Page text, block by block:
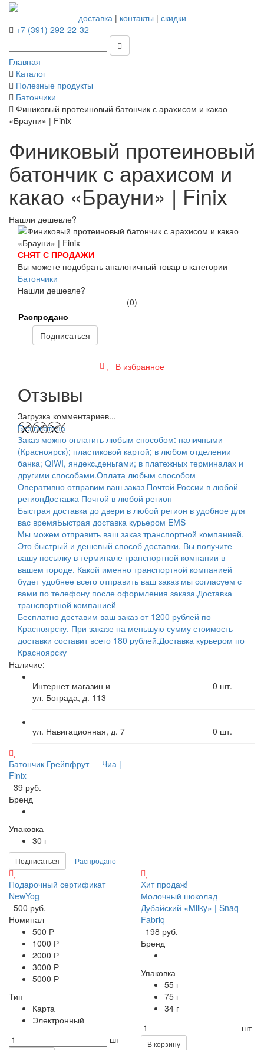
доставка| контакты | скидки
+7 (391) 292-22-32
Главная
Каталог
Полезные продукты
Батончики
Финиковый протеиновый батончик с арахисом и какао
«Брауни» | Finix
Финиковый протеиновый
батончик с арахисом и
какао «Брауни» | Finix
Нашли дешевле?
СНЯТ С ПРОДАЖИ
Вы можете подобрать аналогичный товар в категории
Батончики
Нашли дешевле?
(0)
Распродано
Подписаться
В избранное
Отзывы
Загрузка комментариев...
Без глютена
Заказ можно оплатить любым способом: наличными
(Красноярск); пластиковой картой; в любом отделении
банка; QIWI, яндекс.деньгами; в платежных терминалах и
другими способами.Оплата любым способом
Оперативно отправим ваш заказ Почтой России в любой
регионДоставка Почтой в любой регион
Быстрая доставка до двери в любой регион в удобное для
вас времяБыстрая доставка курьером EMS
Мы можем отправить ваш заказ транспортной компанией.
Это быстрый и дешевый способ доставки. Вы получите
вашу посылку в терминале транспортной компании в
вашем городе. Какой именно транспортной компанией
будет удобнее всего отправить ваш заказ мы согласуем с
вами по телефону после оформления заказа.Доставка
транспортной компанией
Бесплатно доставим ваш заказ от 1200 рублей по
Красноярску. При заказе на меньшую сумму стоимость
доставки составит всего 180 рублей.Доставка курьером по
Красноярску
Наличие:
Интернет-магазин и
ул. Бограда, д. 113
0 шт.
ул. Навигационная, д. 7 0 шт.
Батончик Грейпфрут — Чиа |
Finix
39 руб.
Бренд
Упаковка
30 г
Подписаться Распродано
Подарочный сертификат
NewYog
500 руб.
Номинал
500 Р
1000 Р
2000 Р
3000 Р
5000 Р
Тип
Карта
Электронный
шт
Хит продаж!
Молочный шоколад
Дубайский «Milky» | Snaq
Fabriq
198 руб.
Бренд
Упаковка
55 г
75 г
34 г
шт
В корзину